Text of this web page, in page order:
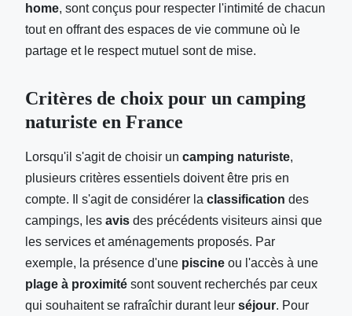
home, sont conçus pour respecter l'intimité de chacun
tout en offrant des espaces de vie commune où le
partage et le respect mutuel sont de mise.
Critères de choix pour un camping
naturiste en France
Lorsqu'il s'agit de choisir un camping naturiste,
plusieurs critères essentiels doivent être pris en
compte. Il s'agit de considérer la classification des
campings, les avis des précédents visiteurs ainsi que
les services et aménagements proposés. Par
exemple, la présence d'une piscine ou l'accès à une
plage à proximité sont souvent recherchés par ceux
qui souhaitent se rafraîchir durant leur séjour. Pour